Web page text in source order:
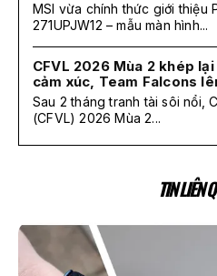
MSI vừa chính thức giới thiệu
271UPJW12 – mẫu màn hình...
CFVL 2026 Mùa 2 khép
cảm xúc, Team Falcons
Sau 2 tháng tranh tài sôi nổi,
(CFVL) 2026 Mùa 2...
TIN LIÊN